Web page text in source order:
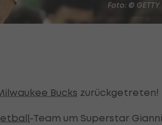
Foto: © GETTY
Bucks zurückgetreten!
-Team um Superstar